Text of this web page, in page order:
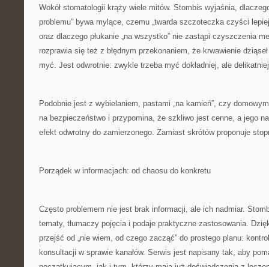
Wokół stomatologii krąży wiele mitów. Stombis wyjaśnia,
problemu” bywa mylące, czemu „twarda szczoteczka czyści
oraz dlaczego płukanie „na wszystko” nie zastąpi czyszczenia
rozprawia się też z błędnym przekonaniem, że krwawienie
myć. Jest odwrotnie: zwykle trzeba myć dokładniej, ale
Podobnie jest z wybielaniem, pastami „na kamień”, czy
na bezpieczeństwo i przypomina, że szkliwo jest cenne, a jego
efekt odwrotny do zamierzonego. Zamiast skrótów proponuje
Porządek w informacjach: od chaosu do konkretu
Często problemem nie jest brak informacji, ale ich nadmiar.
tematy, tłumaczy pojęcia i podaje praktyczne zastosowania.
przejść od „nie wiem, od czego zacząć” do prostego planu:
konsultacji w sprawie kanałów. Serwis jest napisany tak, aby